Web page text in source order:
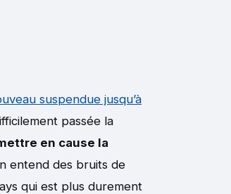
suspendue jusqu’à
passée la
en cause la
entend des bruits de
qui est plus durement